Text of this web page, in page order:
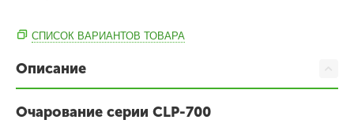
СПИСОК ВАРИАНТОВ ТОВАРА
Описание
Очарование серии CLP-700